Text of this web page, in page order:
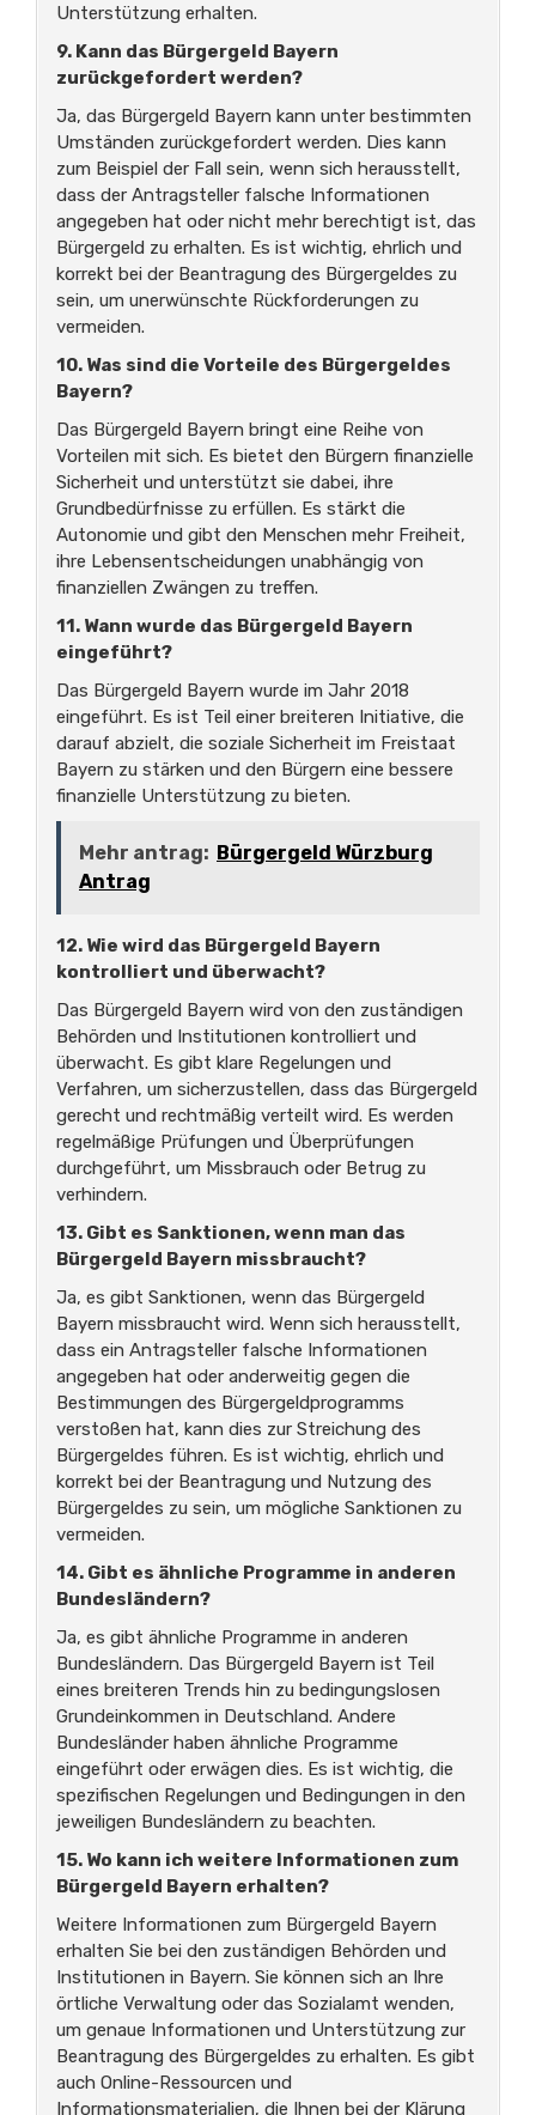
Unterstützung erhalten.
9. Kann das Bürgergeld Bayern
zurückgefordert werden?
Ja, das Bürgergeld Bayern kann unter bestimmten
Umständen zurückgefordert werden. Dies kann
zum Beispiel der Fall sein, wenn sich herausstellt,
dass der Antragsteller falsche Informationen
angegeben hat oder nicht mehr berechtigt ist, das
Bürgergeld zu erhalten. Es ist wichtig, ehrlich und
korrekt bei der Beantragung des Bürgergeldes zu
sein, um unerwünschte Rückforderungen zu
vermeiden.
10. Was sind die Vorteile des Bürgergeldes
Bayern?
Das Bürgergeld Bayern bringt eine Reihe von
Vorteilen mit sich. Es bietet den Bürgern finanzielle
Sicherheit und unterstützt sie dabei, ihre
Grundbedürfnisse zu erfüllen. Es stärkt die
Autonomie und gibt den Menschen mehr Freiheit,
ihre Lebensentscheidungen unabhängig von
finanziellen Zwängen zu treffen.
11. Wann wurde das Bürgergeld Bayern
eingeführt?
Das Bürgergeld Bayern wurde im Jahr 2018
eingeführt. Es ist Teil einer breiteren Initiative, die
darauf abzielt, die soziale Sicherheit im Freistaat
Bayern zu stärken und den Bürgern eine bessere
finanzielle Unterstützung zu bieten.
Mehr antrag: Bürgergeld Würzburg
Antrag
12. Wie wird das Bürgergeld Bayern
kontrolliert und überwacht?
Das Bürgergeld Bayern wird von den zuständigen
Behörden und Institutionen kontrolliert und
überwacht. Es gibt klare Regelungen und
Verfahren, um sicherzustellen, dass das Bürgergeld
gerecht und rechtmäßig verteilt wird. Es werden
regelmäßige Prüfungen und Überprüfungen
durchgeführt, um Missbrauch oder Betrug zu
verhindern.
13. Gibt es Sanktionen, wenn man das
Bürgergeld Bayern missbraucht?
Ja, es gibt Sanktionen, wenn das Bürgergeld
Bayern missbraucht wird. Wenn sich herausstellt,
dass ein Antragsteller falsche Informationen
angegeben hat oder anderweitig gegen die
Bestimmungen des Bürgergeldprogramms
verstoßen hat, kann dies zur Streichung des
Bürgergeldes führen. Es ist wichtig, ehrlich und
korrekt bei der Beantragung und Nutzung des
Bürgergeldes zu sein, um mögliche Sanktionen zu
vermeiden.
14. Gibt es ähnliche Programme in anderen
Bundesländern?
Ja, es gibt ähnliche Programme in anderen
Bundesländern. Das Bürgergeld Bayern ist Teil
eines breiteren Trends hin zu bedingungslosen
Grundeinkommen in Deutschland. Andere
Bundesländer haben ähnliche Programme
eingeführt oder erwägen dies. Es ist wichtig, die
spezifischen Regelungen und Bedingungen in den
jeweiligen Bundesländern zu beachten.
15. Wo kann ich weitere Informationen zum
Bürgergeld Bayern erhalten?
Weitere Informationen zum Bürgergeld Bayern
erhalten Sie bei den zuständigen Behörden und
Institutionen in Bayern. Sie können sich an Ihre
örtliche Verwaltung oder das Sozialamt wenden,
um genaue Informationen und Unterstützung zur
Beantragung des Bürgergeldes zu erhalten. Es gibt
auch Online-Ressourcen und
Informationsmaterialien, die Ihnen bei der Klärung